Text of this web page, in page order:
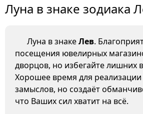
Луна в знаке зодиака
Луна в знакеЛев.
посещения ювелирных
дворцов, но избегайте лишних
Хорошее время для
замыслов, но создаёт
что Ваших сил хватит на всё.